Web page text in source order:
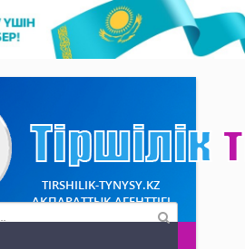
TIRSHILIK-TYNYSY.KZ
АҚПАРАТТЫҚ АГЕНТТІГІ